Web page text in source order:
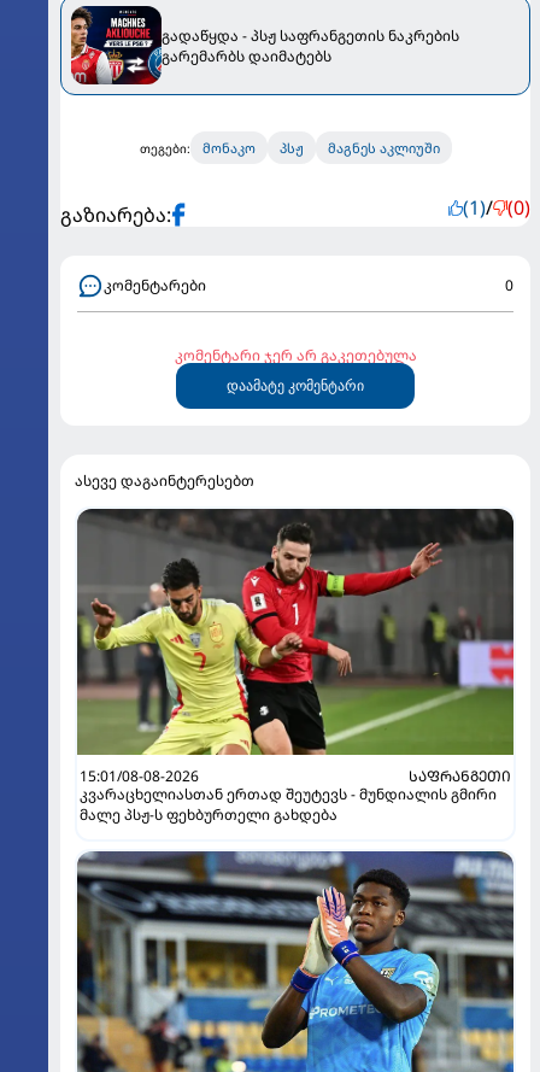
გადაწყდა - პსჟ საფრანგეთის ნაკრების
გარემარბს დაიმატებს
თეგები: მონაკო პსჟ მაგნეს აკლიუში
გაზიარება: (1)/ (0)
კომენტარები 0
კომენტარი ჯერ არ გაკეთებულა
დაამატე კომენტარი
ასევე დაგაინტერესებთ
15:01/08-08-2026
ᲡᲐᲤᲠᲐᲜᲒᲔᲗᲘ
კვარაცხელიასთან ერთად შეუტევს - მუნდიალის გმირი
მალე პსჟ-ს ფეხბურთელი გახდება